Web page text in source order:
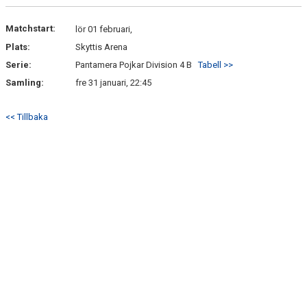
KONTAKT
GÄSTBOK
Matchstart:
lör 01 februari,
Plats:
Skyttis Arena
Serie:
Pantamera Pojkar Division 4 BTabell >>
Samling:
fre 31 januari, 22:45
<< Tillbaka